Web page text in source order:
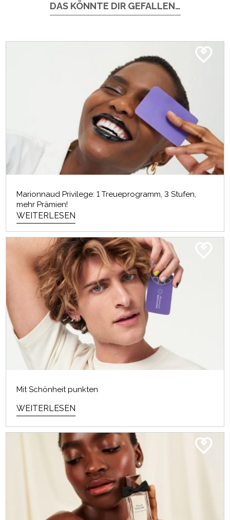
DAS KÖNNTE DIR GEFALLEN…
Marionnaud Privilege: 1 Treueprogramm, 3 Stufen,
mehr Prämien!
WEITERLESEN
Mit Schönheit punkten
WEITERLESEN